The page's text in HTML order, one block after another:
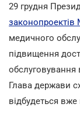
29 грудня
законопроектів
медичного
підвищення
обслуговування
Глава держави
відбудеться